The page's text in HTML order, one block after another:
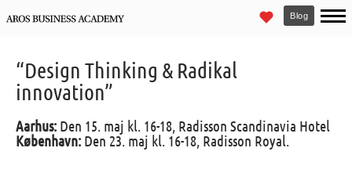
Blog
“Design Thinking & Radikal
innovation”
Aarhus: Den 15. maj kl. 16-18, Radisson Scandinavia Hotel
København: Den 23. maj kl. 16-18, Radisson Royal.